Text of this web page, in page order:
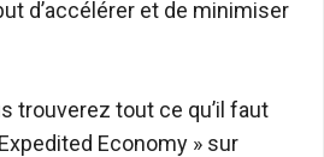
d’accélérer et de minimiser
trouverez tout ce qu’il faut
Economy » sur